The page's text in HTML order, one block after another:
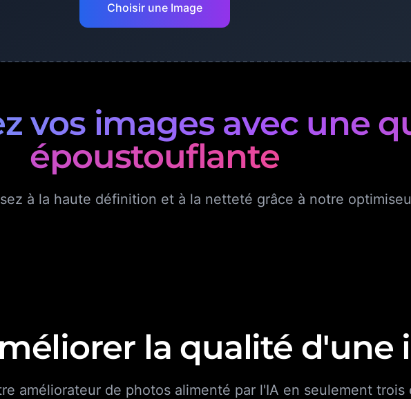
Choisir une Image
vos images avec une
époustouflante
à la haute définition et à la netteté grâce à notre
la qualité d'une
améliorateur de photos alimenté par l'IA en seulement trois